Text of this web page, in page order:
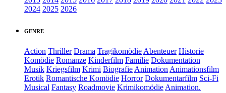
2024 2025 2026
GENRE
Action Thriller Drama Tragikomödie Abenteuer Historie
Komödie Romanze Kinderfilm Familie Dokumentation
Musik Kriegsfilm Krimi Biografie Animation Animationsfilm
Erotik Romantische Komödie Horror Dokumentarfilm Sci-Fi
Musical Fantasy Roadmovie Krimikomödie Animation.